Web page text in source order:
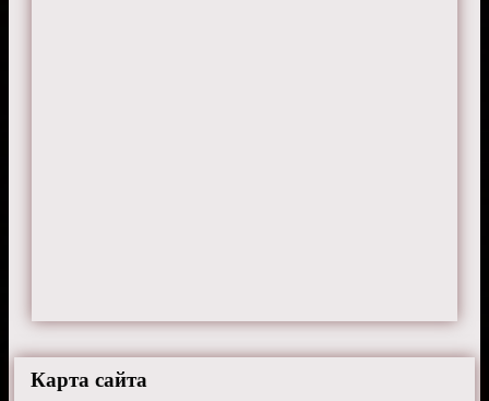
Карта сайта